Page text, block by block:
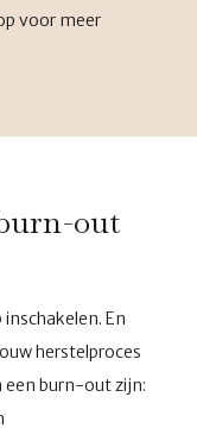
voor meer
out
En
herstelproces
een burn-out zijn: